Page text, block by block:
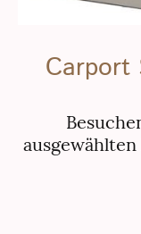
Carport